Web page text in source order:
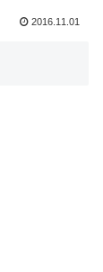
2016.11.01